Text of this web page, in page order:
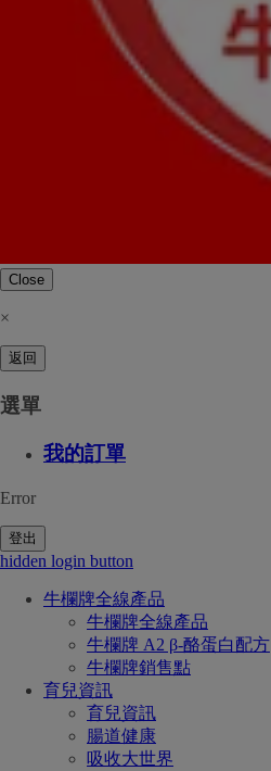
Close
×
返回
選單
我的訂單
Error
登出
hidden login button
牛欄牌全線產品
牛欄牌全線產品
牛欄牌 A2 β-酪蛋白配方
牛欄牌銷售點
育兒資訊
育兒資訊
腸道健康
吸收大世界